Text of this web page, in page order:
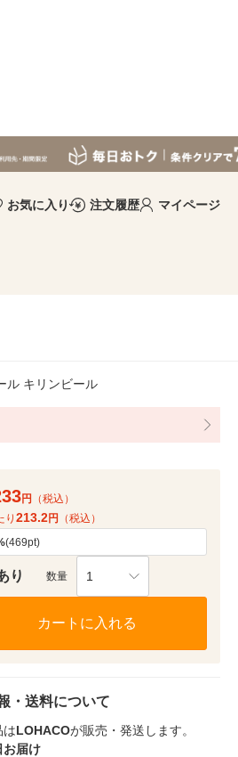
お気に入り 注文履歴 マイページ
ル キリンビール
円
（税込）
り 213.2円 （税込）
(469pt)
り 数量 1
カートに入れる
・送料について
はLOHACOが販売・発送します。
お届け